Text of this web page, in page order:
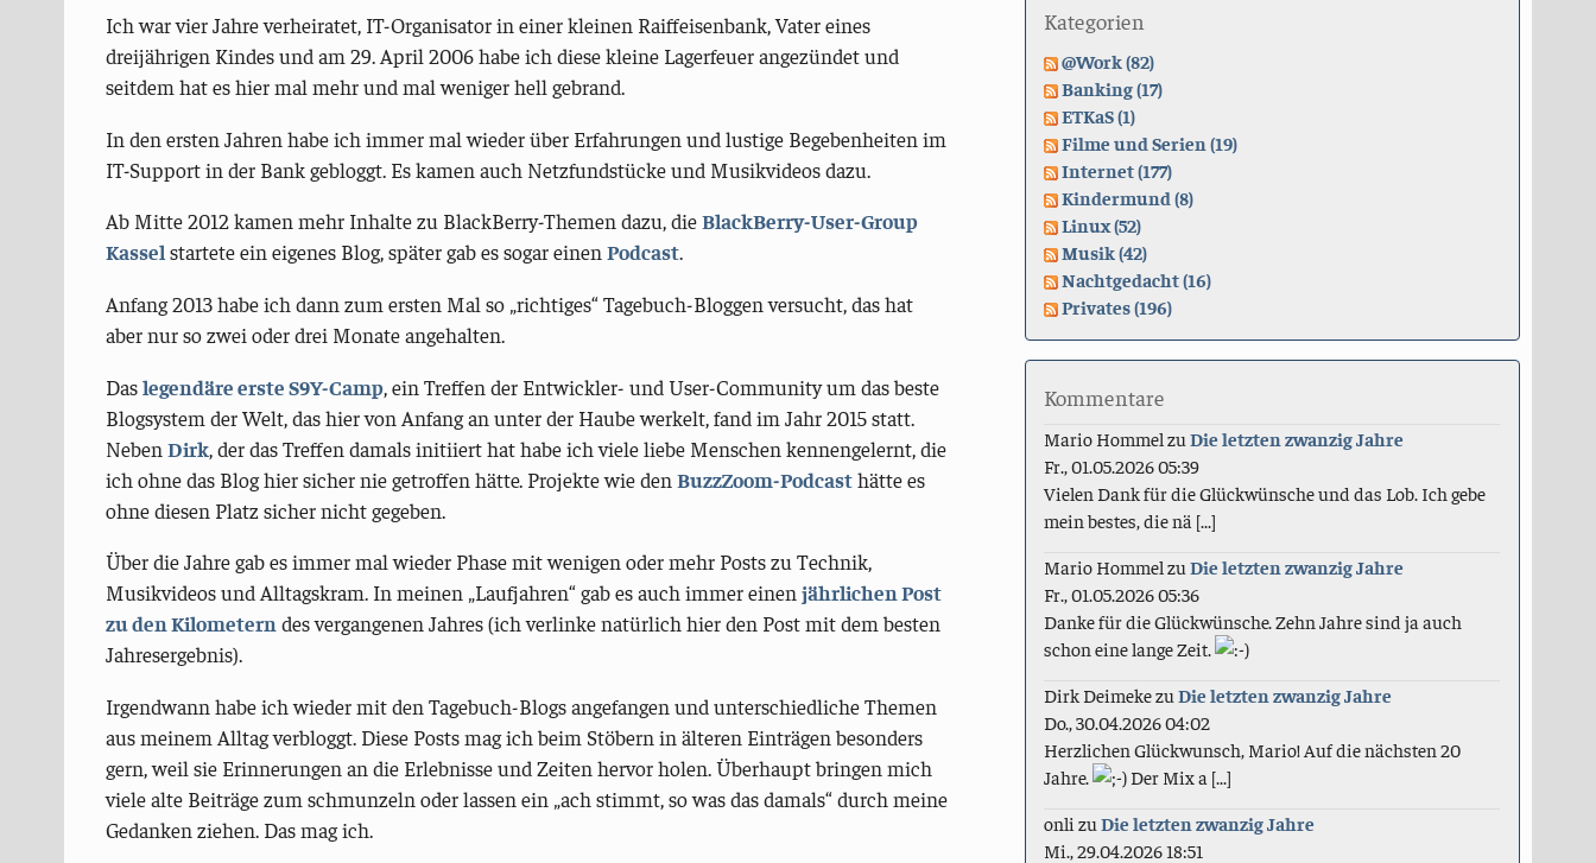
Ich war vier Jahre verheiratet, IT-Organisator in einer kleinen Raiffeisenbank, Vater eines
dreijährigen Kindes und am 29. April 2006 habe ich diese kleine Lagerfeuer angezündet und
seitdem hat es hier mal mehr und mal weniger hell gebrand.
In den ersten Jahren habe ich immer mal wieder über Erfahrungen und lustige Begebenheiten im
IT-Support in der Bank gebloggt. Es kamen auch Netzfundstücke und Musikvideos dazu.
Ab Mitte 2012 kamen mehr Inhalte zu BlackBerry-Themen dazu, dieBlackBerry-User-Group
Kassel startete ein eigenes Blog, später gab es sogar einen Podcast.
Anfang 2013 habe ich dann zum ersten Mal so „richtiges“ Tagebuch-Bloggen versucht, das hat
aber nur so zwei oder drei Monate angehalten.
Daslegendäre erste S9Y-Camp, ein Treffen der Entwickler- und User-Community um das beste
Blogsystem der Welt, das hier von Anfang an unter der Haube werkelt, fand im Jahr 2015 statt.
Neben Dirk, der das Treffen damals initiiert hat habe ich viele liebe Menschen kennengelernt, die
ich ohne das Blog hier sicher nie getroffen hätte. Projekte wie den BuzzZoom-Podcasthätte es
ohne diesen Platz sicher nicht gegeben.
Über die Jahre gab es immer mal wieder Phase mit wenigen oder mehr Posts zu Technik,
Musikvideos und Alltagskram. In meinen „Laufjahren“ gab es auch immer einen jährlichen Post
zu den Kilometern des vergangenen Jahres (ich verlinke natürlich hier den Post mit dem besten
Jahresergebnis).
Irgendwann habe ich wieder mit den Tagebuch-Blogs angefangen und unterschiedliche Themen
aus meinem Alltag verbloggt. Diese Posts mag ich beim Stöbern in älteren Einträgen besonders
gern, weil sie Erinnerungen an die Erlebnisse und Zeiten hervor holen. Überhaupt bringen mich
viele alte Beiträge zum schmunzeln oder lassen ein „ach stimmt, so was das damals“ durch meine
Gedanken ziehen. Das mag ich.
Kategorien
@Work (82)
Banking (17)
ETKaS (1)
Filme und Serien (19)
Internet (177)
Kindermund (8)
Linux (52)
Musik (42)
Nachtgedacht (16)
Privates (196)
Kommentare
Mario Hommel zuDie letzten zwanzig Jahre
Fr., 01.05.2026 05:39
Vielen Dank für die Glückwünsche und das Lob. Ich gebe
mein bestes, die nä [...]
Mario Hommel zuDie letzten zwanzig Jahre
Fr., 01.05.2026 05:36
Danke für die Glückwünsche. Zehn Jahre sind ja auch
schon eine lange Zeit.
Dirk DeimekezuDie letzten zwanzig Jahre
Do., 30.04.2026 04:02
Herzlichen Glückwunsch, Mario! Auf die nächsten 20
Jahre.
Der Mix a [...]
onli zuDie letzten zwanzig Jahre
Mi., 29.04.2026 18:51